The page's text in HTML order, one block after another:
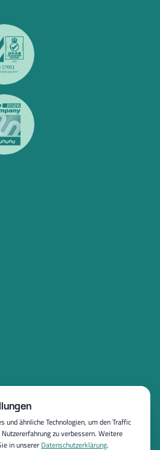
und ähnliche Technologien, um den Traffic
zu verbessern. Weitere
in unserer Datenschutzerklärung.